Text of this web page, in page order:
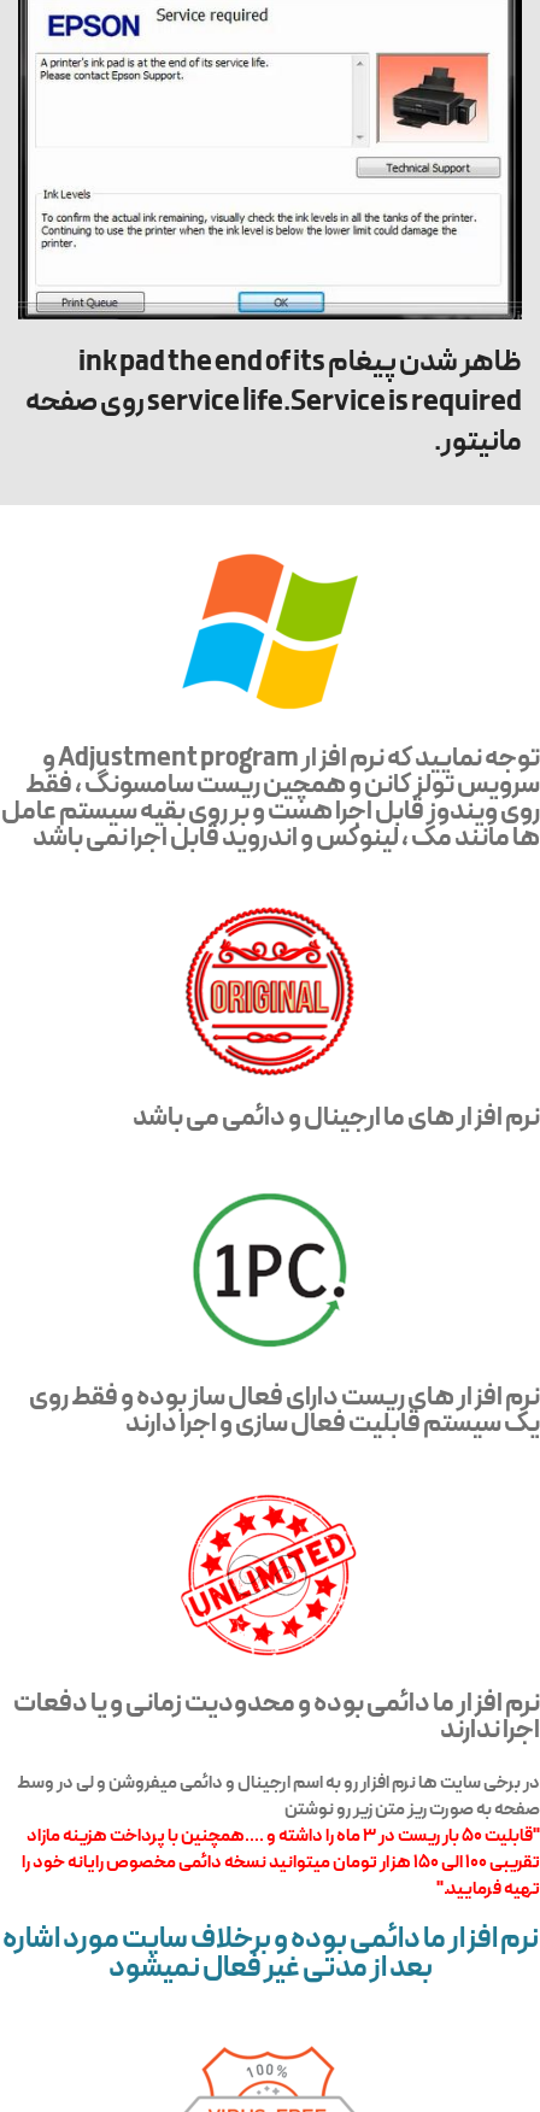
ظاهر شدن پیغامink pad the end of its
service life.Service is requiredروی صفحه
مانیتور.
توجه نمایید که نرم افزار Adjustment program و
سرویس تولز کانن و همچین ریست سامسونگ ، فقط
روی ویندوز قابل اجرا هست و بر روی بقیه سیستم عامل
ها مانند مک ، لینوکس و اندروید قابل اجرا نمی باشد
نرم افزار های ما ارجینال و دائمی می باشد
نرم افزار های ریست دارای فعال ساز بوده و فقط روی
یک سیستم قابلیت فعال سازی و اجرا دارند
نرم افزار ما دائمی بوده و محدودیت زمانی و یا دفعات
اجرا ندارند
در برخی سایت ها نرم افزار رو به اسم ارجینال و دائمی میفروشن و لی در وسط
صفحه به صورت ریز متن زیر رو نوشتن
"قابلیت ۵۰ بار ریست در ۳ ماه را داشته و ....همچنین با پرداخت هزینه مازاد
تقریبی ۱۰۰ الی ۱۵۰ هزار تومان میتوانید نسخه دائمی مخصوص رایانه خود را
تهیه فرمایید."
نرم افزار ما دائمی بوده و برخلاف سایت مورد اشاره
بعد از مدتی غیر فعال نمیشود